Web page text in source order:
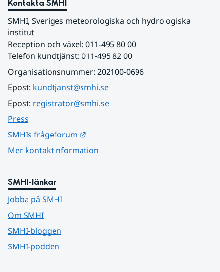
Kontakta SMHI
SMHI, Sveriges meteorologiska och hydrologiska
institut
Reception och växel: 011-495 80 00
Telefon kundtjänst: 011-495 82 00
Organisationsnummer: 202100-0696
Epost: kundtjanst@smhi.se
Epost: registrator@smhi.se
Press
SMHIs frågeforum
Mer kontaktinformation
SMHI-länkar
Jobba på SMHI
Om SMHI
SMHI-bloggen
SMHI-podden